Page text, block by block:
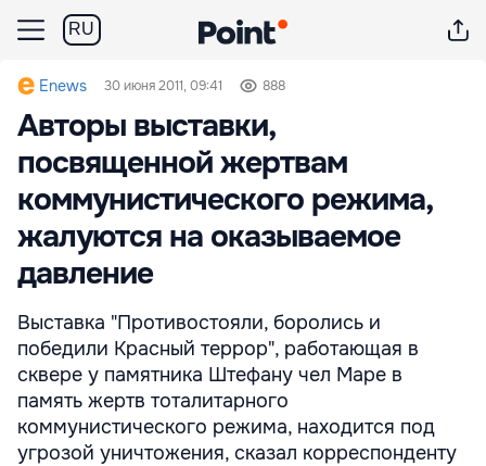
RU
Enews 30 июня 2011, 09:41 888
Авторы выставки,
посвященной жертвам
коммунистического режима,
жалуются на оказываемое
давление
Выставка "Противостояли, боролись и
победили Красный террор", работающая в
сквере у памятника Штефану чел Маре в
память жертв тоталитарного
коммунистического режима, находится под
угрозой уничтожения, сказал корреспонденту